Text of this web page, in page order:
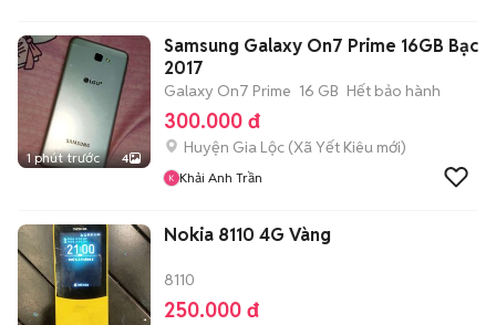
1 phút trước 4
Samsung Galaxy On7 Prime 16GB Bạc
2017
Galaxy On7 Prime 16 GB Hết bảo hành
300.000 đ
Huyện Gia Lộc (Xã Yết Kiêu mới)
Khải Anh Trần
Nokia 8110 4G Vàng
8110
250.000 đ